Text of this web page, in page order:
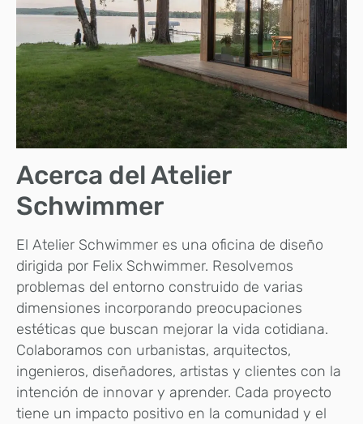
Acerca del Atelier
Schwimmer
El Atelier Schwimmer es una oficina de diseño
dirigida por Felix Schwimmer. Resolvemos
problemas del entorno construido de varias
dimensiones incorporando preocupaciones
estéticas que buscan mejorar la vida cotidiana.
Colaboramos con urbanistas, arquitectos,
ingenieros, diseñadores, artistas y clientes con la
intención de innovar y aprender. Cada proyecto
tiene un impacto positivo en la comunidad y el